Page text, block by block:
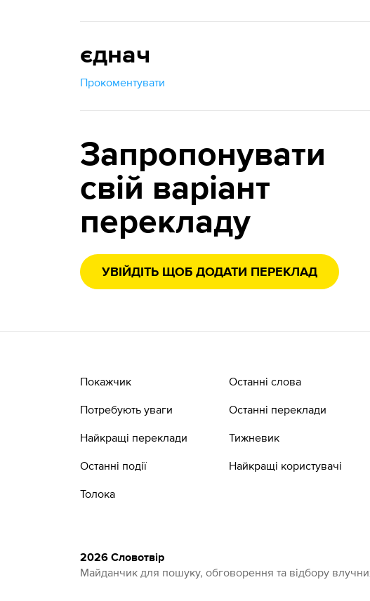
єднач
Прокоментувати
Запропонувати
свій варіант
перекладу
УВІЙДІТЬ ЩОБ ДОДАТИ ПЕРЕКЛАД
Покажчик
Потребують уваги
Найкращі переклади
Останні події
Толока
Останні слова
Останні переклади
Тижневик
Найкращі користувачі
2026 Словотвір
Майданчик для пошуку, обговорення та відбору